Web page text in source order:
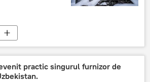
practic singurul furnizor de